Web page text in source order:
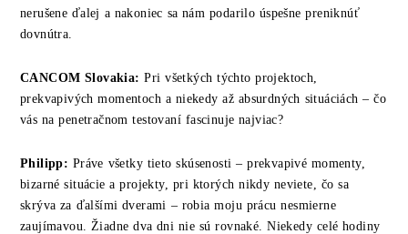
nerušene ďalej a nakoniec sa nám podarilo úspešne preniknúť
dovnútra.
CANCOMSlovakia: Pri všetkých týchto projektoch,
prekvapivých momentoch a niekedy až absurdných situáciách – čo
vás na penetračnom testovaní fascinuje najviac?
Philipp: Práve všetky tieto skúsenosti – prekvapivé momenty,
bizarné situácie a projekty, pri ktorých nikdy neviete, čo sa
skrýva za ďalšími dverami – robia moju prácu nesmierne
zaujímavou. Žiadne dva dni nie sú rovnaké. Niekedy celé hodiny